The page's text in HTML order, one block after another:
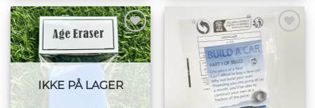
Tilføj til
ønskeliste
IKKE PÅ LAGER
Tilføj til
ønskeliste